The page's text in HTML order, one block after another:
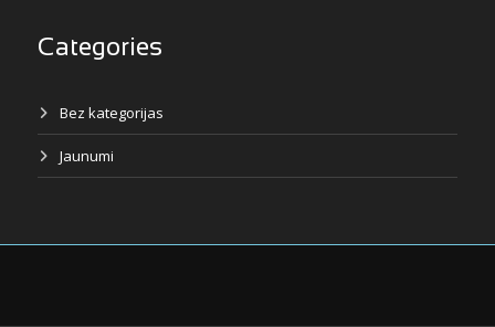
Categories
Bez kategorijas
Jaunumi